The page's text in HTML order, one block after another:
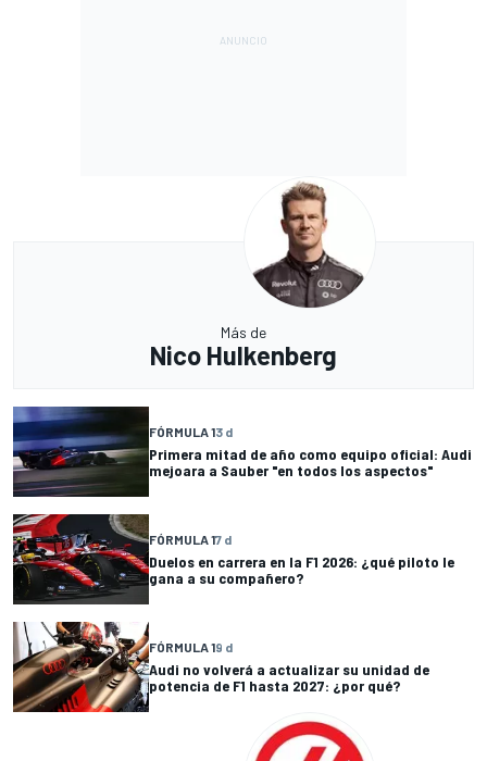
Más de
Nico Hulkenberg
FÓRMULA 13 d
Primera mitad de año como equipo oficial: Audi
mejoara a Sauber "en todos los aspectos"
FÓRMULA 17 d
Duelos en carrera en la F1 2026: ¿qué piloto le
gana a su compañero?
FÓRMULA 19 d
Audi no volverá a actualizar su unidad de
potencia de F1 hasta 2027: ¿por qué?